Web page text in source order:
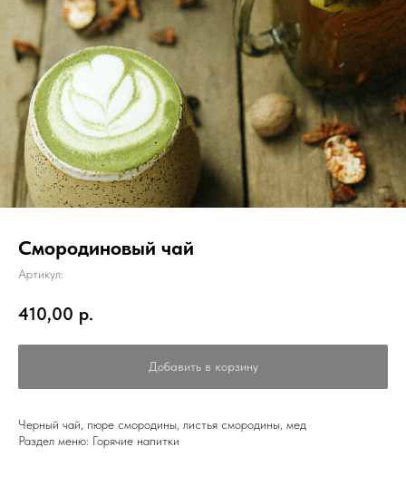
Смородиновый чай
Артикул:
410,00 р.
Добавить в корзину
Черный чай, пюре смородины, листья смородины, мед
Раздел меню: Горячие напитки